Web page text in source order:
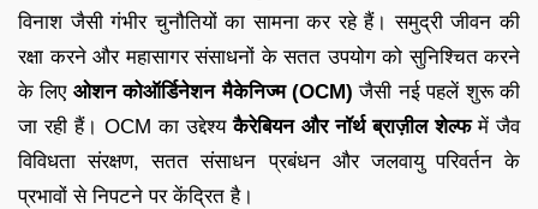
विनाश जैसी गंभीर चुनौतियों का सामना कर रहे हैं। समुद्री जीवन की
रक्षा करने और महासागर संसाधनों के सतत उपयोग को सुनिश्चित करने
के लिए ओशन कोऑर्डिनेशन मैकेनिज्म (OCM) जैसी नई पहलें शुरू की
जा रही हैं। OCM का उद्देश्यकैरेबियन और नॉर्थ ब्राज़ील शेल्फमें जैव
विविधता संरक्षण, सतत संसाधन प्रबंधन और जलवायु परिवर्तन के
प्रभावों से निपटने पर केंद्रित है।